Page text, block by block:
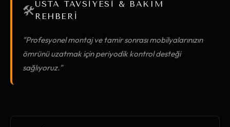
🛠️USTA TAVSİYESİ & BAKIM
REHBERİ
"Profesyonel montaj ve tamir sonrası mobilyalarınızın
ömrünü uzatmak için periyodik kontrol desteği
sağlıyoruz."